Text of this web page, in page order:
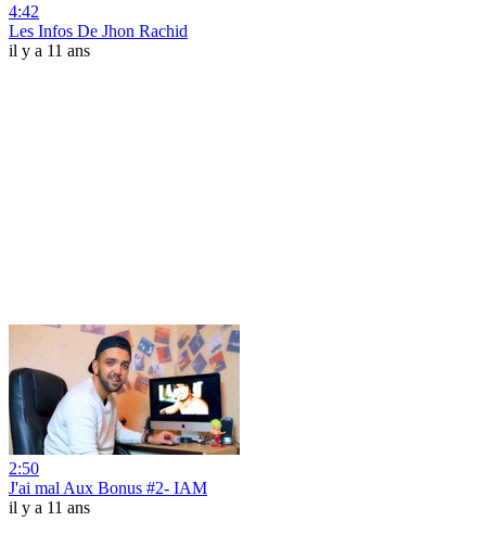
4:42
Les Infos De Jhon Rachid
il y a 11 ans
2:50
J'ai mal Aux Bonus #2- IAM
il y a 11 ans